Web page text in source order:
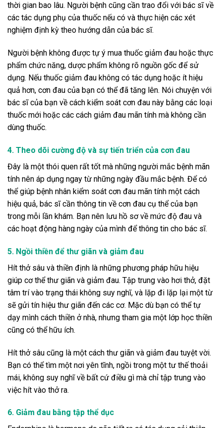
thời gian bao lâu. Người bệnh cũng cần trao đổi với bác sĩ về
các tác dụng phụ của thuốc nếu có và thực hiện các xét
nghiệm định kỳ theo hướng dẫn của bác sĩ.
Người bệnh không được tự ý mua thuốc giảm đau hoặc thực
phẩm chức năng, dược phẩm không rõ nguồn gốc để sử
dụng. Nếu thuốc giảm đau không có tác dụng hoặc ít hiệu
quả hơn, cơn đau của bạn có thể đã tăng lên. Nói chuyện với
bác sĩ của bạn về cách kiểm soát cơn đau này bằng các loại
thuốc mới hoặc các cách giảm đau mãn tính mà không cần
dùng thuốc.
4. Theo dõi cường độ và sự tiến triển của cơn đau
Đây là một thói quen rất tốt mà những người mắc bệnh mãn
tính nên áp dụng ngay từ những ngày đầu mắc bệnh. Để có
thể giúp bệnh nhân kiểm soát cơn đau mãn tính một cách
hiệu quả, bác sĩ cần thông tin về cơn đau cụ thể của bạn
trong mỗi lần khám. Bạn nên lưu hồ sơ về mức độ đau và
các hoạt động hàng ngày của mình để thông tin cho bác sĩ.
5. Ngồi thiền để thư giãn và giảm đau
Hít thở sâu và thiền định là những phương pháp hữu hiệu
giúp cơ thể thư giãn và giảm đau. Tập trung vào hơi thở, đặt
tâm trí vào trạng thái không suy nghĩ, và lặp đi lặp lại một từ
sẽ gửi tín hiệu thư giãn đến các cơ. Mặc dù bạn có thể tự
dạy mình cách thiền ở nhà, nhưng tham gia một lớp học thiền
cũng có thể hữu ích.
Hít thở sâu cũng là một cách thư giãn và giảm đau tuyệt vời.
Bạn có thể tìm một nơi yên tĩnh, ngồi trong một tư thế thoải
mái, không suy nghĩ về bất cứ điều gì mà chỉ tập trung vào
việc hít vào thở ra.
6. Giảm đau bằng tập thể dục